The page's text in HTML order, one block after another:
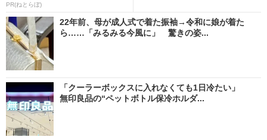
PR(ねとらぼ)
22年前、母が成人式で着た振袖→令和に娘が着た
ら……「みるみる今風に」 驚きの姿...
「クーラーボックスに入れなくても1日冷たい」
無印良品の“ペットボトル保冷ホルダ...